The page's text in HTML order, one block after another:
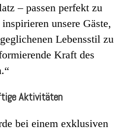
– passen perfekt zu
unsere Gäste,
Lebensstil zu
Kraft des
Aktivitäten
bei einem exklusiven